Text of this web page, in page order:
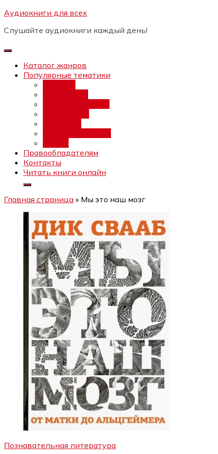
Перейти
содержимому
Аудиокниги для всех
Слушайте аудиокниги каждый день!
Каталог жанров
Популярные тематики
Правообладателям
Контакты
Читать книги онлайн
Главная страница » Мы это наш мозг
Познавательная литература
Бесплатный интенсив:
каналов"